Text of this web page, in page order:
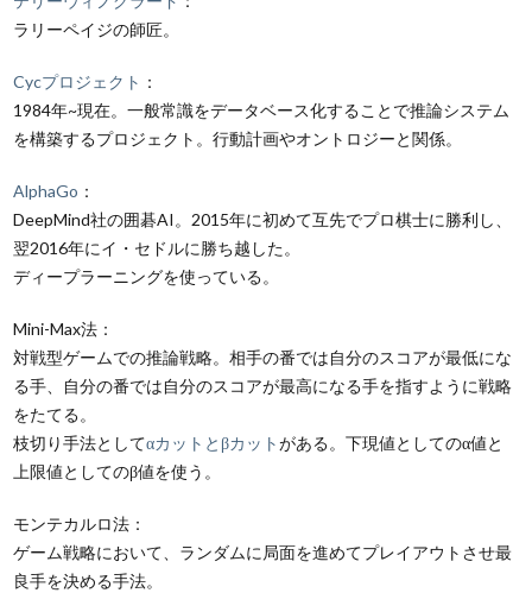
ラリーペイジの師匠。
Cycプロジェクト ：
1984年~現在。一般常識をデータベース化することで推論システム
を構築するプロジェクト。行動計画やオントロジーと関係。
AlphaGo ：
DeepMind社の囲碁AI。2015年に初めて互先でプロ棋士に勝利し、
翌2016年にイ・セドルに勝ち越した。
ディープラーニングを使っている。
Mini-Max法：
対戦型ゲームでの推論戦略。相手の番では自分のスコアが最低にな
る手、自分の番では自分のスコアが最高になる手を指すように戦略
をたてる。
枝切り手法としてαカットとβカットがある。下現値としてのα値と
上限値としてのβ値を使う。
モンテカルロ法：
ゲーム戦略において、ランダムに局面を進めてプレイアウトさせ最
良手を決める手法。